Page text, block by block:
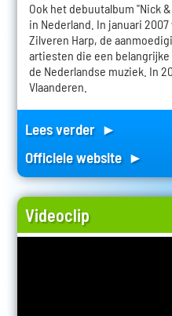
Ook het debuutalbum "Nick
in Nederland. In januari
Zilveren Harp, de
artiesten die een
de Nederlandse muziek. In
Vlaanderen.
Lees verder ►
Officiele website ►
Videoclip